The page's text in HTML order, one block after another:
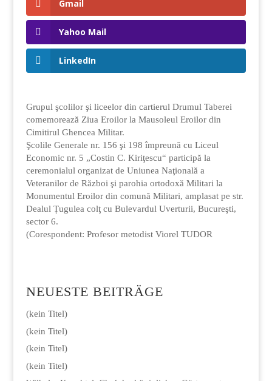
Gmail
Yahoo Mail
LinkedIn
Grupul şcolilor şi liceelor din cartierul Drumul Taberei
comemorează Ziua Eroilor la Mausoleul Eroilor din
Cimitirul Ghencea Militar.
Şcolile Generale nr. 156 şi 198 împreună cu Liceul
Economic nr. 5 „Costin C. Kiriţescu“ participă la
ceremonialul organizat de Uniunea Naţională a
Veteranilor de Război şi parohia ortodoxă Militari la
Monumentul Eroilor din comună Militari, amplasat pe str.
Dealul Țugulea colţ cu Bulevardul Uverturii, Bucureşti,
sector 6.
(Corespondent: Profesor metodist Viorel TUDOR
NEUESTE BEITRÄGE
(kein Titel)
(kein Titel)
(kein Titel)
(kein Titel)